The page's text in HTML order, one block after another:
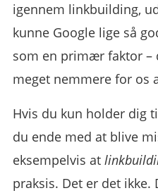
igennem linkbuilding,
kunne Google lige så
som en primær faktor
meget nemmere for os
Hvis du kun holder dig
du ende med at blive
eksempelvis at
praksis. Det er det ikke.